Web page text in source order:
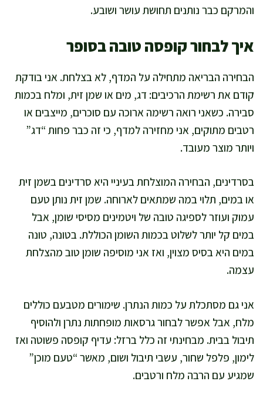
והמרקם כבר נותנים תחושת עושר ושובע.
איך לבחור קופסה טובה בסופר
הבחירה הבריאה מתחילה על המדף, לא בצלחת. אני בודקת
קודם את רשימת הרכיבים: דג, מים או שמן זית, ומלח בכמות
סבירה. כשאני רואה רשימה ארוכה עם סוכרים, מייצבים או
רטבים מתוקים, אני מחזירה למדף, כי זה כבר פחות “דג”
ויותר מוצר מעובד.
בסרדינים, הבחירה המוצלחת בעיניי היא סרדינים בשמן זית
או במים, תלוי במה שמתאים לארוחה. שמן זית נותן טעם
עמוק ועוזר לספיגה טובה של ויטמינים מסיסי שומן, אבל
במים קל יותר לשלוט בכמות השומן הכוללת. בטונה, טונה
במים היא בסיס מצוין, ואז אני מוסיפה שומן טוב מהצלחת
עצמה.
אני גם מסתכלת על כמות הנתרן. שימורים מטבעם כוללים
מלח, אבל אפשר לבחור גרסאות מופחתות נתרן ולהוסיף
תיבול בבית. מבחינתי זה כלל ברזל: עדיף קופסה פשוטה ואז
לימון, פלפל שחור, עשבי תיבול ושום, מאשר “טעם מוכן”
שמגיע עם הרבה מלח ורטבים.